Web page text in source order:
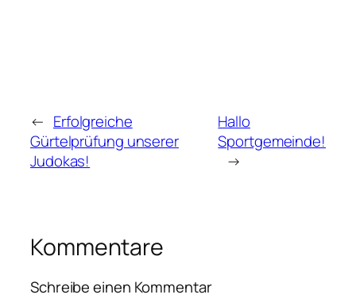
← Erfolgreiche
Gürtelprüfung unserer
Judokas!
Hallo
Sportgemeinde!
→
Kommentare
Schreibe einen Kommentar